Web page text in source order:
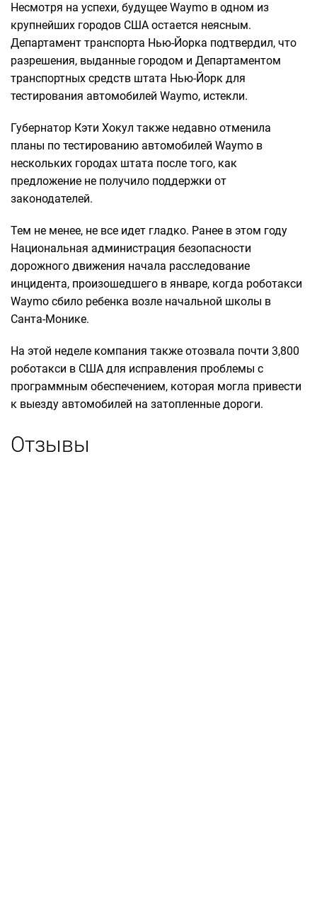
Несмотря на успехи, будущее Waymo в одном из
крупнейших городов США остается неясным.
Департамент транспорта Нью-Йорка подтвердил, что
разрешения, выданные городом и Департаментом
транспортных средств штата Нью-Йорк для
тестирования автомобилей Waymo, истекли.
Губернатор Кэти Хокул также недавно отменила
планы по тестированию автомобилей Waymo в
нескольких городах штата после того, как
предложение не получило поддержки от
законодателей.
Тем не менее, не все идет гладко. Ранее в этом году
Национальная администрация безопасности
дорожного движения начала расследование
инцидента, произошедшего в январе, когда роботакси
Waymo сбило ребенка возле начальной школы в
Санта-Монике.
На этой неделе компания также отозвала почти 3,800
роботакси в США для исправления проблемы с
программным обеспечением, которая могла привести
к выезду автомобилей на затопленные дороги.
Отзывы